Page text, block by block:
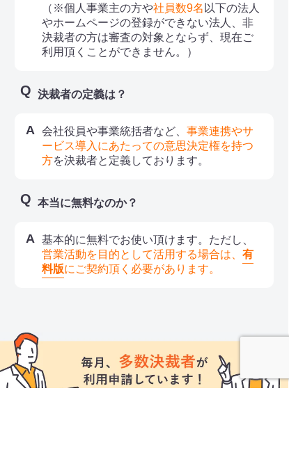
（※個人事業主の方や社員数9名 以下の法人
やホームページの登録ができない法人、非
決裁者の方は審査の対象とならず、現在ご
利用頂くことができません。）
決裁者の定義は？
会社役員や事業統括者など、 事業連携やサ
ービス導入にあたっての意思決定権を持つ
方を決裁者と定義しております。
本当に無料なのか？
基本的に無料でお使い頂けます。ただし、
営業活動を目的として活用する場合は、 有
料版にご契約頂く必要があります。